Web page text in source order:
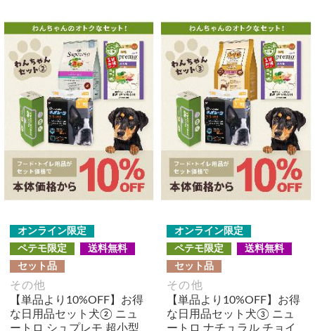
オンライン限定
ペテモ限定
送料無料
セット品
その他
【単品より10%OFF】お得
な日用品セット犬② ニュ
ートロ シュプレモ 超小型
オンライン限定
ペテモ限定
送料無料
セット品
その他
【単品より10%OFF】お得
な日用品セット犬③ ニュ
ートロ ナチュラル チョイ